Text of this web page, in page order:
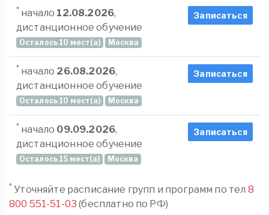
* начало 12.08.2026,
дистанционное обучение
Осталось 10 мест(а) Москва
Записаться
* начало 26.08.2026,
дистанционное обучение
Осталось 10 мест(а) Москва
Записаться
* начало 09.09.2026,
дистанционное обучение
Осталось 15 мест(а) Москва
Записаться
* Уточняйте расписание групп и программ по тел 8
800 551-51-03 (бесплатно по РФ)